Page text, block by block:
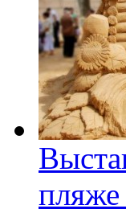
пляже